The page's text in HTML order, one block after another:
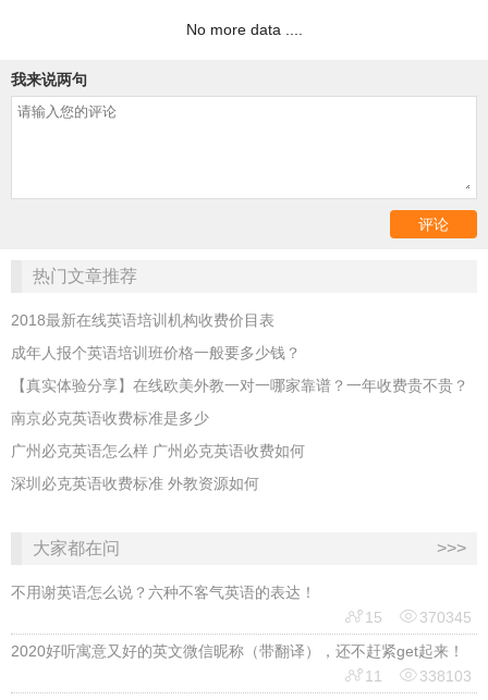
No more data ....
我来说两句
热门文章推荐
2018最新在线英语培训机构收费价目表
成年人报个英语培训班价格一般要多少钱？
【真实体验分享】在线欧美外教一对一哪家靠谱？一年收费贵不贵？
南京必克英语收费标准是多少
广州必克英语怎么样 广州必克英语收费如何
深圳必克英语收费标准 外教资源如何
大家都在问 >>>
不用谢英语怎么说？六种不客气英语的表达！
15 370345
2020好听寓意又好的英文微信昵称（带翻译），还不赶紧get起来！
11 338103